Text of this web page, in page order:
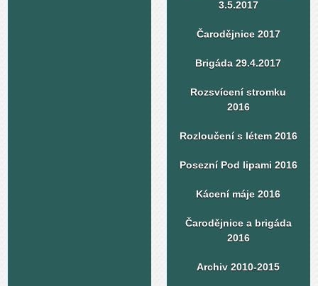
3.5.2017
Čarodějnice 2017
Brigáda 29.4.2017
Rozsvícení stromku
2016
Rozloučení s létem 2016
Posezní Pod lipami 2016
Kácení máje 2016
Čarodějnice a brigáda
2016
Archiv 2010-2015